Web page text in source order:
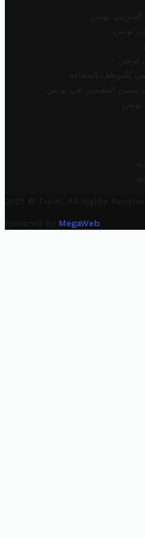
تونس
تونس
تونس
للموظف/المتقاعد
المقيمين في تونس
تونس
2025 © Trovit. All Rights
Powered By MegaWeb